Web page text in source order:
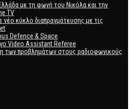
με τη φωνή του Νικόλα και την
TV
κύκλο διαπραγμάτευσης με τις
Defence & Space
Video Assistant Referee
των προβλημάτων στους ραδιοφωνικούς